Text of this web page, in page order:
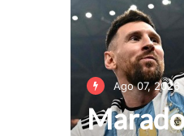
Ago 07, 2026